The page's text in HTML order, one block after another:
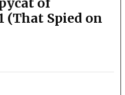
(That Spied on